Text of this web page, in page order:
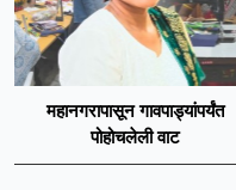
महानगरापासून गावपाड्यांपर्यंत
पोहोचलेली वाट